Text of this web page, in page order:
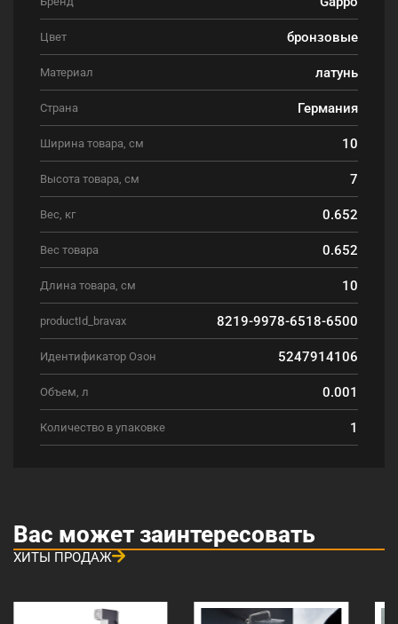
Цвет бронзовые
Материал латунь
Страна Германия
Ширина товара, см 10
Высота товара, см 7
Вес, кг 0.652
Вес товара 0.652
Длина товара, см 10
productId_bravax 8219-9978-6518-6500
Идентификатор Озон 5247914106
Объем, л 0.001
Количество в упаковке 1
Вас может заинтересовать
ХИТЫ ПРОДАЖ